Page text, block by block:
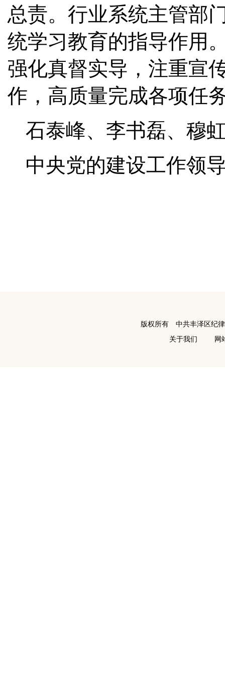
总责。行业系统主管部
统学习教育的指导作用
强化真督实导，注重宣
作，高质量完成各项任
石泰峰、李书磊、穆
中央党的建设工作领
版权所有 中共丰泽区纪
关于我们
网